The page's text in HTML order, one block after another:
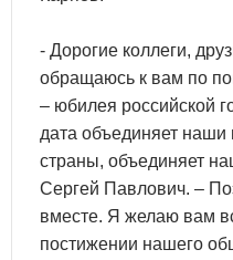
- Дорогие коллеги,
обращаюсь к вам по
– юбилея российской
дата объединяет
страны, объединяет
Сергей Павлович. –
вместе. Я желаю вам
постижении нашего